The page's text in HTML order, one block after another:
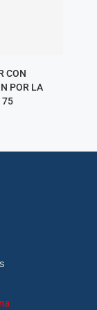
CON
POR LA
75